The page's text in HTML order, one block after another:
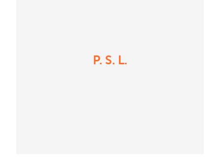
P. S. L.